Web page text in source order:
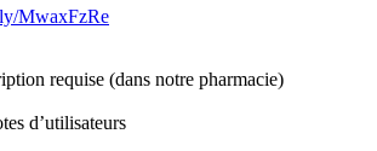
MwaxFzRe
requise (dans notre pharmacie)
d’utilisateurs